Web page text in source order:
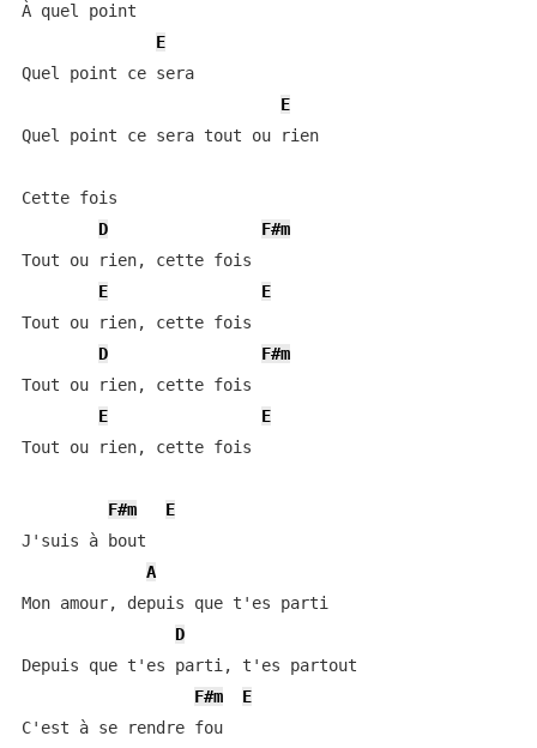
À quel point
E
Quel point ce sera
E
Quel point ce sera tout ou rien
Cette fois
D
F#m
Tout ou rien, cette fois
E
E
Tout ou rien, cette fois
D
F#m
Tout ou rien, cette fois
E
E
Tout ou rien, cette fois
F#m
E
J'suis à bout
A
Mon amour, depuis que t'es parti
D
Depuis que t'es parti, t'es partout
F#m
E
C'est à se rendre fou